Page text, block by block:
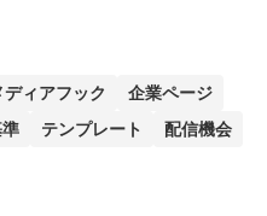
ディアフック
企業ページ
テンプレート
配信機会